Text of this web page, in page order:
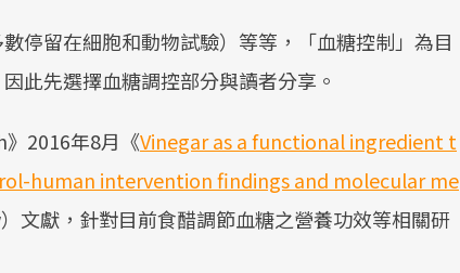
停留在細胞和動物試驗）等等，「血糖控制」為目
此先選擇血糖調控部分與讀者分享。
2016年8月《Vinegar as a functional ingredient t
human intervention findings and molecular me
文獻，針對目前食醋調節血糖之營養功效等相關研